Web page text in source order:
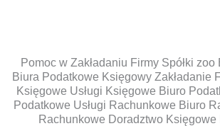
Pomoc w Zakładaniu Firmy Spółki
Biura Podatkowe Księgowy Zakładanie
Księgowe Usługi Księgowe Biuro
Podatkowe Usługi Rachunkowe Biuro
Rachunkowe Doradztwo